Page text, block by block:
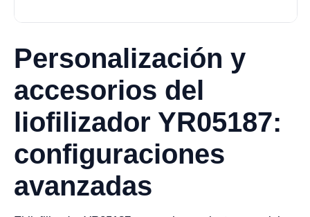
Personalización y
accesorios del
liofilizador YR05187:
configuraciones
avanzadas